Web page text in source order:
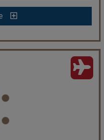
****
Repülővel
Hotel ****
lakosztály